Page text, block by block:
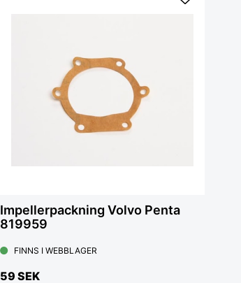
Impellerpackning Volvo Penta
819959
FINNS I WEBBLAGER
59 SEK